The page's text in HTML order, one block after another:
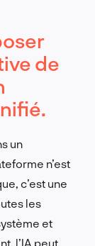
de
un
n’est
c’est une
les
et
l’IA peut